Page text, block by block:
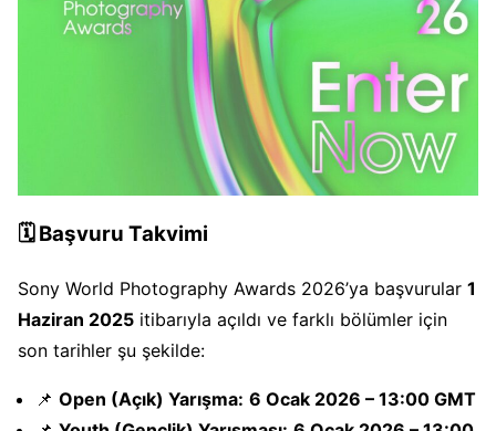
🗓️Başvuru Takvimi
Sony World Photography Awards 2026’ya başvurular 1
Haziran 2025 itibarıyla açıldı ve farklı bölümler için
son tarihler şu şekilde:
📌 Open (Açık) Yarışma: 6 Ocak 2026 – 13:00 GMT